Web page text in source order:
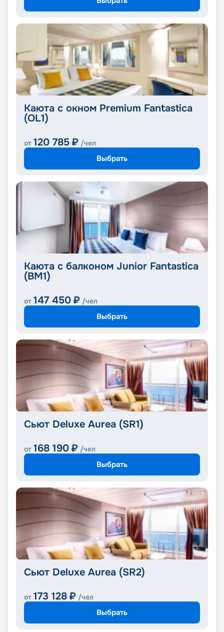
Каюта с окном Premium Fantastica
(OL1)
от 120 785 ₽ /чел
Выбрать
Каюта с балконом Junior Fantastica
(BM1)
от 147 450 ₽ /чел
Выбрать
Сьют Deluxe Aurea (SR1)
от 168 190 ₽ /чел
Выбрать
Сьют Deluxe Aurea (SR2)
от 173 128 ₽ /чел
Выбрать